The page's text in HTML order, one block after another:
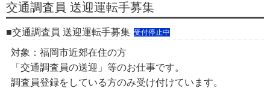
交通調査員 送迎運転手募集
交通調査員 送迎運転手募集 受付停止中
対象：福岡市近郊在住の方
「交通調査員の送迎」等のお仕事です。
調査員登録をしている方のみ受け付けています。